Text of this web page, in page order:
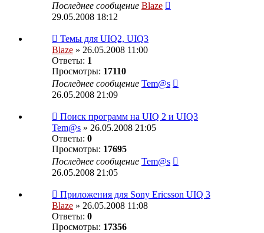
Последнее сообщение Blaze
29.05.2008 18:12
Темы для UIQ2, UIQ3
Blaze » 26.05.2008 11:00
Ответы: 1
Просмотры: 17110
Последнее сообщение Tem@s
26.05.2008 21:09
Поиск программ на UIQ 2 и UIQ3
Tem@s » 26.05.2008 21:05
Ответы: 0
Просмотры: 17695
Последнее сообщение Tem@s
26.05.2008 21:05
Приложения для Sony Ericsson UIQ 3
Blaze » 26.05.2008 11:08
Ответы: 0
Просмотры: 17356